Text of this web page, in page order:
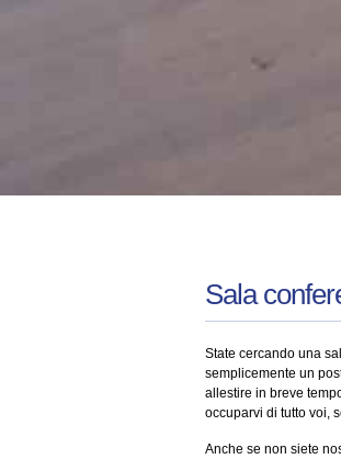
Sala
State cercando una
semplicemente un
allestire in breve
occuparvi di tutto voi,
Anche se non siete